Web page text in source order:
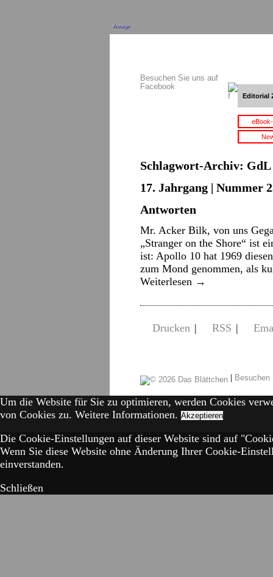
Anzeige
Besuchen Sie uns auf
Facebook
Editorial
Schlagwort-Archiv: GdL
17. Jahrgang | Nummer
Antworten
Mr. Acker Bilk, von uns
„Stranger on the Shore“ ist
ist: Apollo 10 hat 1969
zum Mond genommen, als
Weiterlesen →
Drucken | RSS |
|
Um die Website für Sie zu optimieren, werden Cookies
von Cookies zu. Weitere Informationen. Akzeptieren
Die Cookie-Einstellungen auf dieser Website sind auf
Wenn Sie diese Website ohne Änderung Ihrer Cookie-
einverstanden.
Schließen